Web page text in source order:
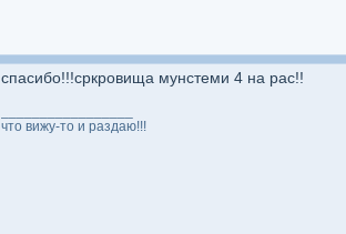
спасибо!!!сркровища мунстеми 4 на рас!!
что вижу-то и раздаю!!!